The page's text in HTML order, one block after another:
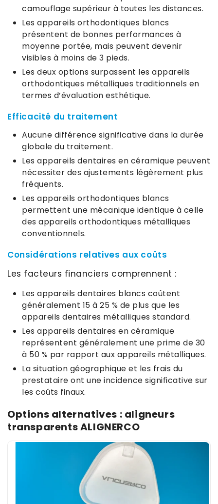
camouflage supérieur à toutes les distances.
Les appareils orthodontiques blancs
présentent de bonnes performances à
moyenne portée, mais peuvent devenir
visibles à moins de 3 pieds.
Les deux options surpassent les appareils
orthodontiques métalliques traditionnels en
termes d’évaluation esthétique.
Efficacité du traitement
Aucune différence significative dans la durée
globale du traitement.
Les appareils dentaires en céramique peuvent
nécessiter des ajustements légèrement plus
fréquents.
Les appareils orthodontiques blancs
permettent une mécanique identique à celle
des appareils orthodontiques métalliques
conventionnels.
Considérations relatives aux coûts
Les facteurs financiers comprennent :
Les appareils dentaires blancs coûtent
généralement 15 à 25 % de plus que les
appareils dentaires métalliques standard.
Les appareils dentaires en céramique
représentent généralement une prime de 30
à 50 % par rapport aux appareils métalliques.
La situation géographique et les frais du
prestataire ont une incidence significative sur
les coûts finaux.
Options alternatives : aligneurs
transparents ALIGNERCO